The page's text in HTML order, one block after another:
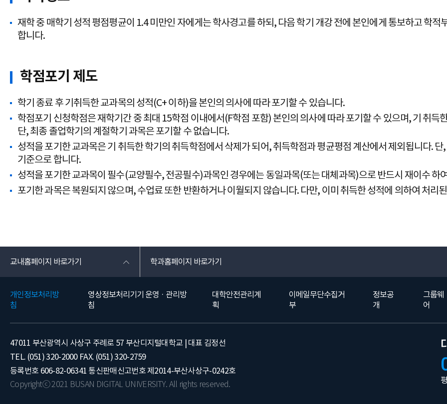
재학 중 매학기 성적 평점평균이 1.4 미만인 자에게는 학사경고를 하되, 다음 학기 개강 전에 본인에게 통보하고 학
합니다.
학점포기 제도
학기 종료 후 기취득한 교과목의 성적(C+ 이하)을 본인의 의사에 따라 포기할 수 있습니다.
학점포기 신청학점은 재학기간 중 최대 15학점 이내에서(F학점 포함) 본인의 의사에 따라 포기할 수 있으며, 기 취득
단, 최종 졸업학기의 계절학기 과목은 포기할 수 없습니다.
성적을 포기한 교과목은 기 취득한 학기의 취득학점에서 삭제가 되어, 취득학점과 평균평점 계산에서 제외됩니다.
기준으로 합니다.
성적을 포기한 교과목이 필수(교양필수, 전공필수)과목인 경우에는 동일과목(또는 대체과목)으로 반드시 재이수 하
포기한 과목은 복원되지 않으며, 수업료 또한 반환하거나 이월되지 않습니다. 다만, 이미 취득한 성적에 의하여 처리
교내홈페이지 바로가기 학과홈페이지 바로가기
개인정보처리방
침
영상정보처리기기 운영 · 관리방
침
대학안전관리계
획
이메일무단수집거
부
정보공
개
그룹웨
어
47011 부산광역시 사상구 주례로 57 부산디지털대학교 | 대표 김정선
TEL. (051) 320-2000 FAX. (051) 320-2759
등록번호 606-82-06341 통신판매신고번호 제2014-부산사상구-0242호
Copyrightⓒ 2021 BUSAN DIGITAL UNIVERSITY. All rights reserved.